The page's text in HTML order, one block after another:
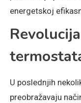
energetskoj
U poslednjih
preobražavaju